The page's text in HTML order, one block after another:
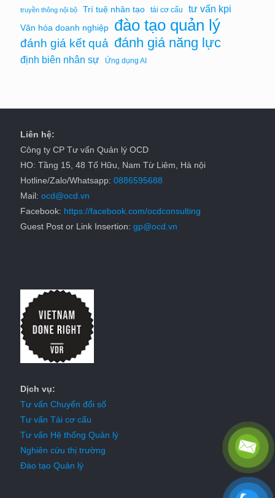
truyền thông nội bộ Trí tuệ nhân tạo tái cơ cấu tư vấn kpi
Văn hóa doanh nghiệp đào tạo quản lý
đánh giá kết quả đánh giá năng lực
định biên nhân sự Ứng dụng AI
Liên hệ:
Công ty CP Tư vấn Quản lý OCD
HO: Tầng 15, 48 Tố Hữu, Nam Từ Liêm, Hà nội
Hotline/Zalo/Whatsapp: 0886595688
Mail: ocd@ocd.vn
Facebook: https://facebook.com/ocdconsulting
Guest Post or Link Insertion: gp@ocd.vn
Dịch vụ:
Tư vấn Chuyển đổi số
Tư vấn Tái cơ cấu
Tư vấn Hệ thống Quản lý
Nghiên cứu thị trường
Đào tạo Quản lý